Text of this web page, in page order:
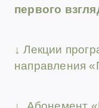
первого
↓ Лекции
направления